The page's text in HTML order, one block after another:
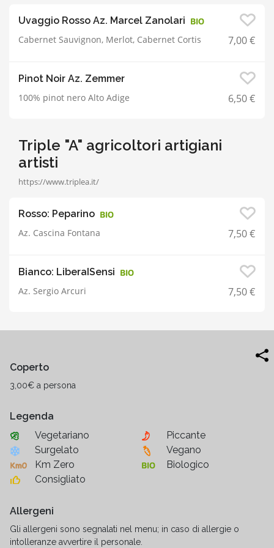
Uvaggio Rosso Az. Marcel Zanolari
Cabernet Sauvignon, Merlot, Cabernet Cortis
7,00 €
Pinot Noir Az. Zemmer
100% pinot nero Alto Adige
6,50 €
Triple "A" agricoltori artigiani
artisti
https://www.triplea.it/
Rosso: Peparino
Az. Cascina Fontana
7,50 €
Bianco: LiberaISensi
Az. Sergio Arcuri
7,50 €
Coperto
3,00€ a persona
Legenda
Vegetariano
Piccante
Surgelato
Vegano
Km Zero
Biologico
Consigliato
Allergeni
Gli allergeni sono segnalati nel menu; in caso di allergie o
intolleranze avvertire il personale.